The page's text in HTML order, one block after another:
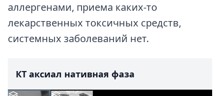
аллергенами, приема каких-то
лекарственных токсичных средств,
системных заболеваний нет.
КТ аксиал нативная фаза